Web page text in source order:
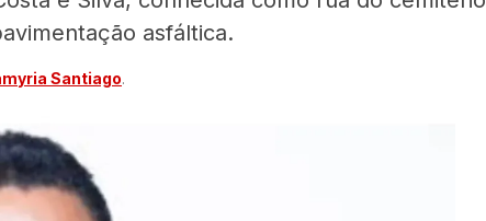
asfáltica.
Santiago.